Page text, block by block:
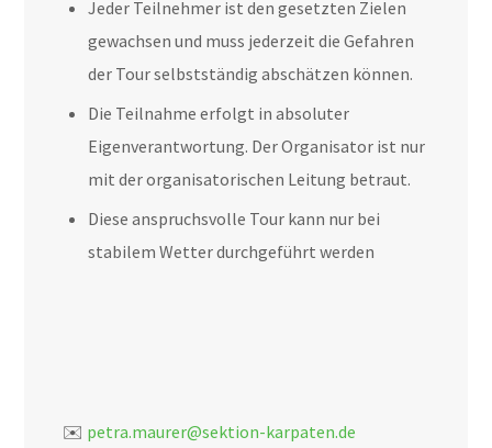
Jeder Teilnehmer ist den gesetzten Zielen
gewachsen und muss jederzeit die Gefahren
der Tour selbstständig abschätzen können.
Die Teilnahme erfolgt in absoluter
Eigenverantwortung. Der Organisator ist nur
mit der organisatorischen Leitung betraut.
Diese anspruchsvolle Tour kann nur bei
stabilem Wetter durchgeführt werden
✉️ petra.maurer@sektion-karpaten.de